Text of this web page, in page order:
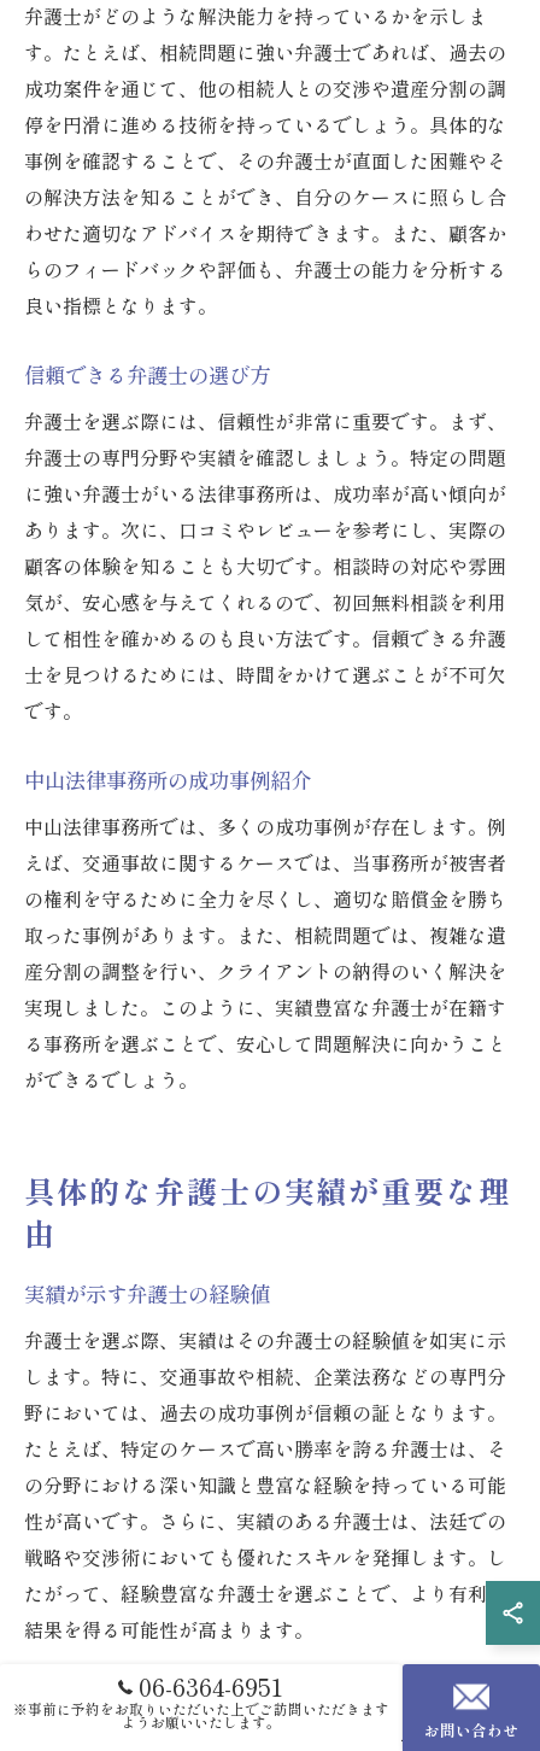
弁護士がどのような解決能力を持っているかを示しま
す。たとえば、相続問題に強い弁護士であれば、過去の
成功案件を通じて、他の相続人との交渉や遺産分割の調
停を円滑に進める技術を持っているでしょう。具体的な
事例を確認することで、その弁護士が直面した困難やそ
の解決方法を知ることができ、自分のケースに照らし合
わせた適切なアドバイスを期待できます。また、顧客か
らのフィードバックや評価も、弁護士の能力を分析する
良い指標となります。
信頼できる弁護士の選び方
弁護士を選ぶ際には、信頼性が非常に重要です。まず、
弁護士の専門分野や実績を確認しましょう。特定の問題
に強い弁護士がいる法律事務所は、成功率が高い傾向が
あります。次に、口コミやレビューを参考にし、実際の
顧客の体験を知ることも大切です。相談時の対応や雰囲
気が、安心感を与えてくれるので、初回無料相談を利用
して相性を確かめるのも良い方法です。信頼できる弁護
士を見つけるためには、時間をかけて選ぶことが不可欠
です。
中山法律事務所の成功事例紹介
中山法律事務所では、多くの成功事例が存在します。例
えば、交通事故に関するケースでは、当事務所が被害者
の権利を守るために全力を尽くし、適切な賠償金を勝ち
取った事例があります。また、相続問題では、複雑な遺
産分割の調整を行い、クライアントの納得のいく解決を
実現しました。このように、実績豊富な弁護士が在籍す
る事務所を選ぶことで、安心して問題解決に向かうこと
ができるでしょう。
具体的な弁護士の実績が重要な理
由
実績が示す弁護士の経験値
弁護士を選ぶ際、実績はその弁護士の経験値を如実に示
します。特に、交通事故や相続、企業法務などの専門分
野においては、過去の成功事例が信頼の証となります。
たとえば、特定のケースで高い勝率を誇る弁護士は、そ
の分野における深い知識と豊富な経験を持っている可能
性が高いです。さらに、実績のある弁護士は、法廷での
戦略や交渉術においても優れたスキルを発揮します。し
たがって、経験豊富な弁護士を選ぶことで、より有利な
結果を得る可能性が高まります。
過去の実績から見る信頼性
弁護士の信頼性は、その過去の実績によって強く裏付け
06-6364-6951
※事前に予約をお取りいただいた上でご訪問いただきます
ようお願いいたします。 お問い合わせ